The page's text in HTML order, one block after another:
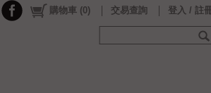
購物車 (0) 交易查詢 登入 / 註